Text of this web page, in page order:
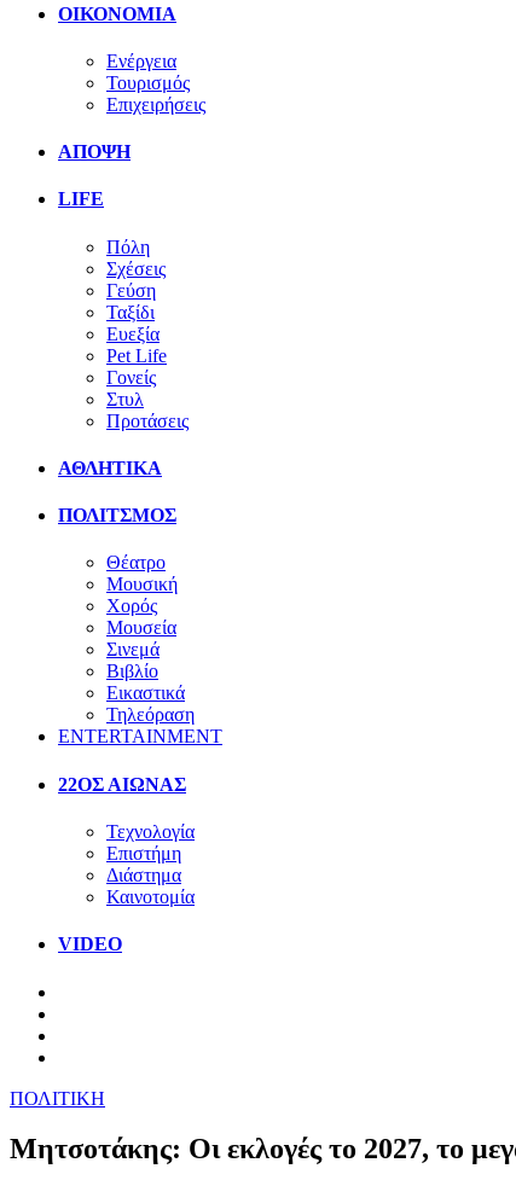
ΟΙΚΟΝΟΜΙΑ
Ενέργεια
Τουρισμός
Επιχειρήσεις
ΑΠΟΨΗ
LIFE
Πόλη
Σχέσεις
Γεύση
Ταξίδι
Ευεξία
Pet Life
Γονείς
Στυλ
Προτάσεις
ΑΘΛΗΤΙΚΑ
ΠΟΛΙΤΣΜΟΣ
Θέατρο
Μουσική
Χορός
Μουσεία
Σινεμά
Βιβλίο
Εικαστικά
Τηλεόραση
ENTERTAINMENT
22ΟΣ ΑΙΩΝΑΣ
Τεχνολογία
Επιστήμη
Διάστημα
Καινοτομία
VIDEO
ΠΟΛΙΤΙΚΗ
Μητσοτάκης: Οι εκλογές το 2027, το